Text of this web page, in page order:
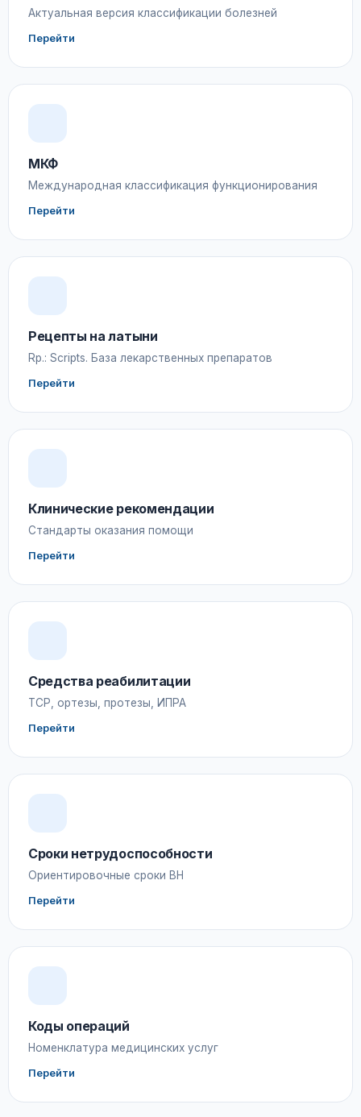
Актуальная версия классификации болезней
Перейти
МКФ
Международная классификация функционирования
Перейти
Рецепты на латыни
Rp.: Scripts. База лекарственных препаратов
Перейти
Клинические рекомендации
Стандарты оказания помощи
Перейти
Средства реабилитации
ТСР, ортезы, протезы, ИПРА
Перейти
Сроки нетрудоспособности
Ориентировочные сроки ВН
Перейти
Коды операций
Номенклатура медицинских услуг
Перейти